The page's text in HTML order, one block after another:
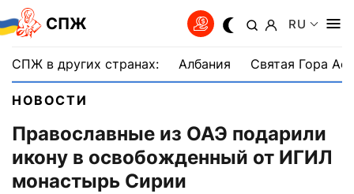
СПЖ RU
СПЖ в других странах: Албания Святая Гора
НОВОСТИ
Православные из ОАЭ подарили
икону в освобожденный от ИГИЛ
монастырь Сирии